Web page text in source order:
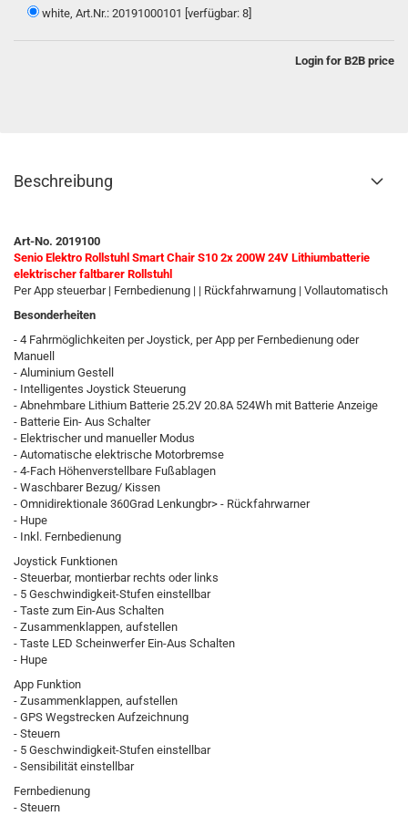
white, Art.Nr.: 20191000101 [verfügbar: 8]
Login for B2B price
Beschreibung
Art-No. 2019100
Senio Elektro Rollstuhl Smart Chair S10 2x 200W 24V Lithiumbatterie
elektrischer faltbarer Rollstuhl
Per App steuerbar | Fernbedienung | | Rückfahrwarnung | Vollautomatisch
Besonderheiten
- 4 Fahrmöglichkeiten per Joystick, per App per Fernbedienung oder
Manuell
- Aluminium Gestell
- Intelligentes Joystick Steuerung
- Abnehmbare Lithium Batterie 25.2V 20.8A 524Wh mit Batterie Anzeige
- Batterie Ein- Aus Schalter
- Elektrischer und manueller Modus
- Automatische elektrische Motorbremse
- 4-Fach Höhenverstellbare Fußablagen
- Waschbarer Bezug/ Kissen
- Omnidirektionale 360Grad Lenkungbr> - Rückfahrwarner
- Hupe
- Inkl. Fernbedienung
Joystick Funktionen
- Steuerbar, montierbar rechts oder links
- 5 Geschwindigkeit-Stufen einstellbar
- Taste zum Ein-Aus Schalten
- Zusammenklappen, aufstellen
- Taste LED Scheinwerfer Ein-Aus Schalten
- Hupe
App Funktion
- Zusammenklappen, aufstellen
- GPS Wegstrecken Aufzeichnung
- Steuern
- 5 Geschwindigkeit-Stufen einstellbar
- Sensibilität einstellbar
Fernbedienung
- Steuern